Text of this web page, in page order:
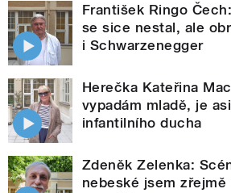
František Ringo
se sice nestal, ale
i Schwarzenegger
Herečka Kateřina
vypadám mladě, je
infantilního ducha
Zdeněk Zelenka:
nebeské jsem zřejmě